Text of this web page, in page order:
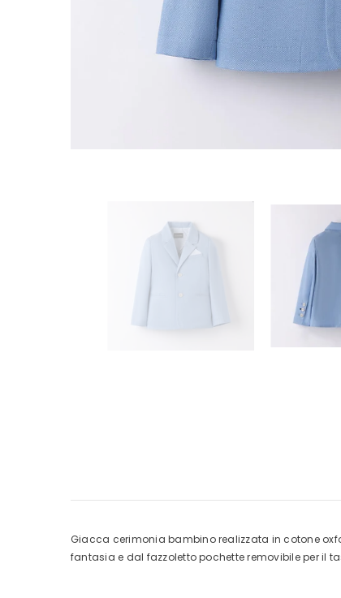
Giacca cerimonia bambino realizzata in cotone
fantasia e dal fazzoletto pochette removibile per il